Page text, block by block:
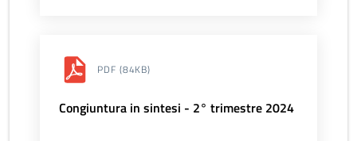
PDF (84KB)
Congiuntura in sintesi - 2° trimestre 2024